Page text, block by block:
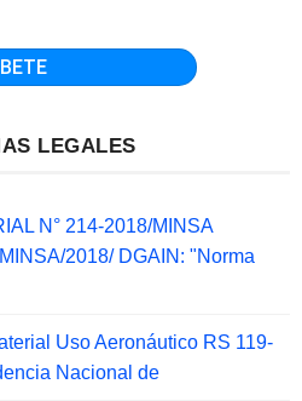
LEGALES
N° 214-2018/MINSA
2018/ DGAIN: "Norma
Uso Aeronáutico RS 119-
Nacional de